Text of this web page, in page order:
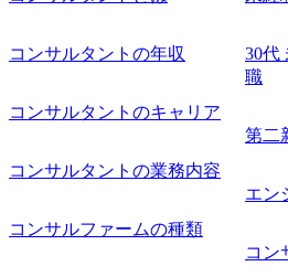
コンサルタントの年収
コンサルタントのキャリア
コンサルタントの業務内容
コンサルファームの種類
30代
職
第二
エン
コン